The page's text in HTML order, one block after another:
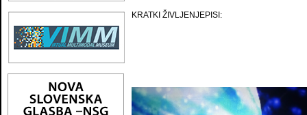
KRATKI ŽIVLJENJEPISI: